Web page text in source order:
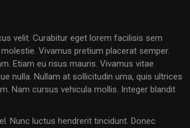
Vivamus pretium placerat semper.
Etiam eu risus mauris. Vivamus vitae
nulla. Nullam at sollicitudin urna, quis ultrices
Nam cursus vehicula mollis. Integer blandit
Nunc luctus hendrerit tincidunt. Donec